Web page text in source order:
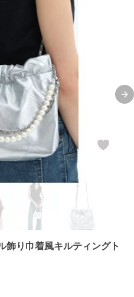
飾り巾着風キルティングト